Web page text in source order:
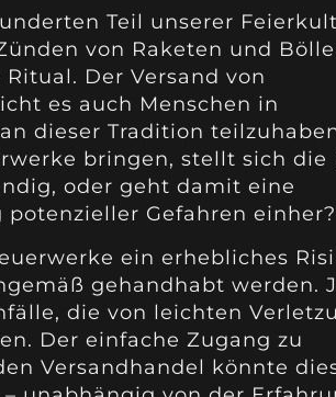
Teil unserer
von Raketen und
Der Versand von
es auch Menschen in
dieser Tradition
bringen, stellt sich die
oder geht damit eine
Gefahren einher?
ein erhebliches
gehandhabt werden.
die von leichten
Der einfache Zugang zu
Versandhandel könnte